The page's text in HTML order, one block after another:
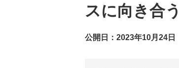
（
チ
ャ
ム
ポ
スに向き合
公開日：2023年10月24日